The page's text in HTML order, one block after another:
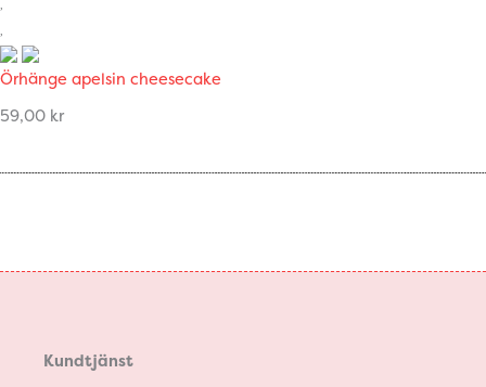
Örhänge apelsin cheesecake
59,00 kr
Kundtjänst